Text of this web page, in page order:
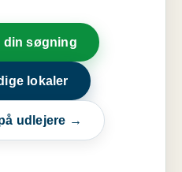
din søgning
lokaler
udlejere →